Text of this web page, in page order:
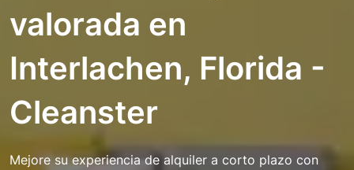
valorada en
Interlachen, Florida -
Cleanster
Mejore su experiencia de alquiler a corto plazo con